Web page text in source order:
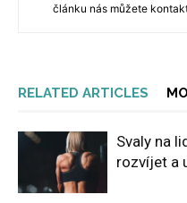
článku nás můžete
RELATED ARTICLES
Svaly na
rozvíjet a